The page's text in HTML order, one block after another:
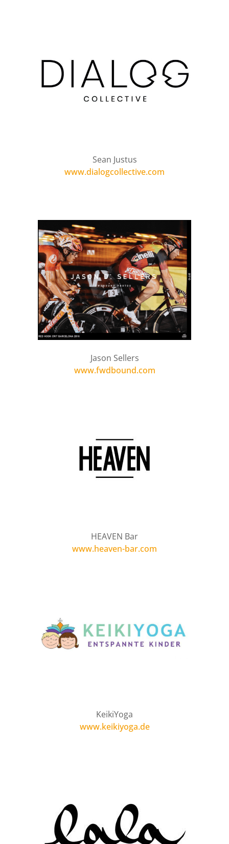
Sean Justus
www.dialogcollective.com
Jason Sellers
www.fwdbound.com
HEAVEN Bar
www.heaven-bar.com
KeikiYoga
www.keikiyoga.de